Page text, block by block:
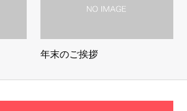
年末のご挨拶